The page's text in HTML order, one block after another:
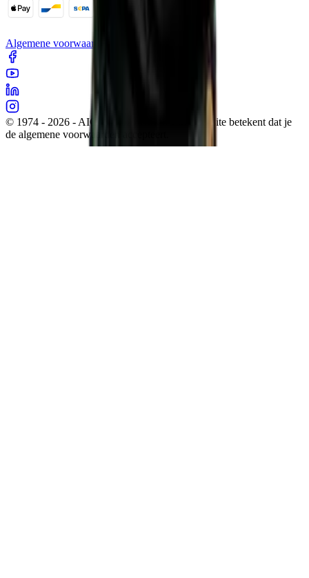
Algemene voorwaarden
© 1974 - 2026 - AIC Visser. Gebruik van deze site betekent dat je
de algemene voorwaarden accepteert.